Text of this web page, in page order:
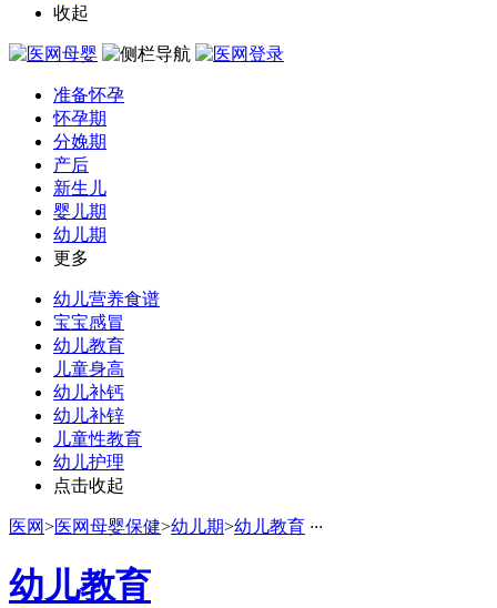
收起
准备怀孕
怀孕期
分娩期
产后
新生儿
婴儿期
幼儿期
更多
幼儿营养食谱
宝宝感冒
幼儿教育
儿童身高
幼儿补钙
幼儿补锌
儿童性教育
幼儿护理
点击收起
医网>医网母婴保健>幼儿期>幼儿教育 ···
幼儿教育